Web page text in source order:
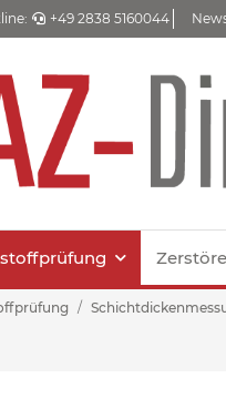
+49 2838 5160044